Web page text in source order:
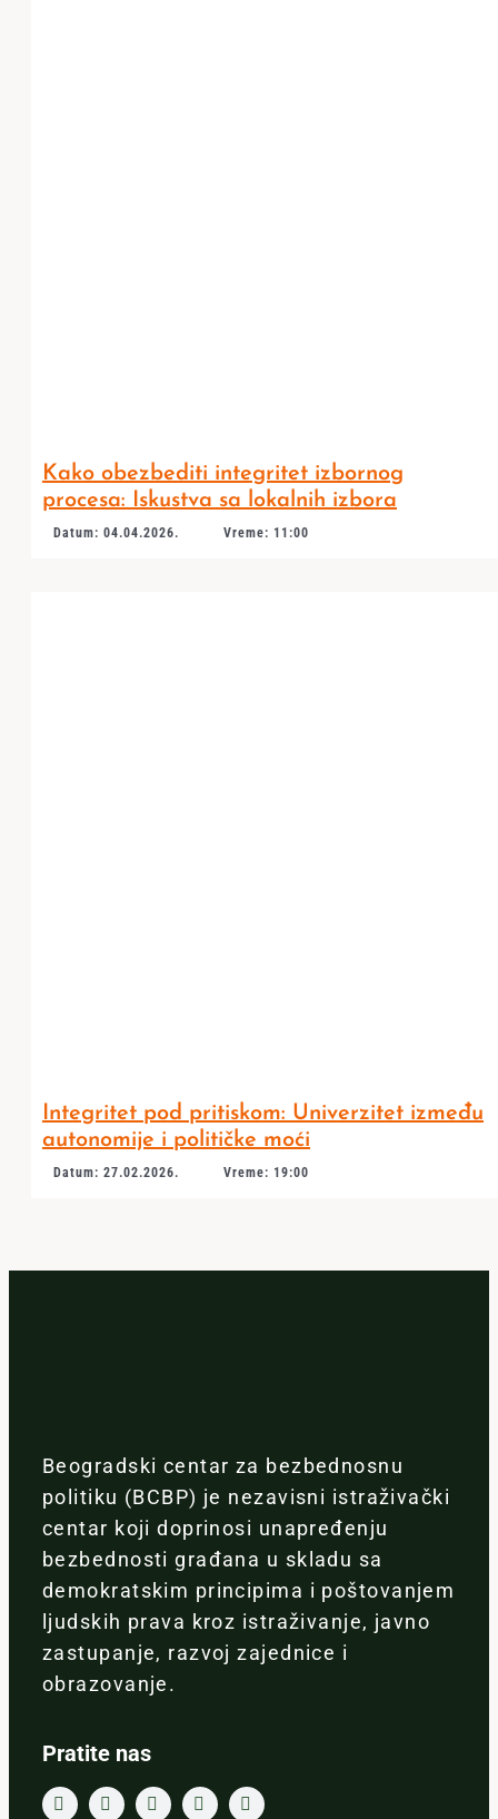
Kako obezbediti integritet izbornog
procesa: Iskustva sa lokalnih izbora
Datum: 04.04.2026. Vreme: 11:00
Integritet pod pritiskom: Univerzitet između
autonomije i političke moći
Datum: 27.02.2026. Vreme: 19:00
Beogradski centar za bezbednosnu
politiku (BCBP) je nezavisni istraživački
centar koji doprinosi unapređenju
bezbednosti građana u skladu sa
demokratskim principima i poštovanjem
ljudskih prava kroz istraživanje, javno
zastupanje, razvoj zajednice i
obrazovanje.
Pratite nas